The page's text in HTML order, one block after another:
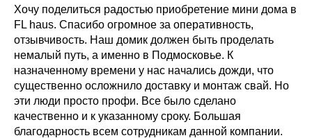
Хочу поделиться радостью приобретение мини дома в
FL haus. Спасибо огромное за оперативность,
отзывчивость. Наш домик должен быть проделать
немалый путь, а именно в Подмосковье. К
назначенному времени у нас начались дожди, что
существенно осложнило доставку и монтаж свай. Но
эти люди просто профи. Все было сделано
качественно и к указанному сроку. Большая
благодарность всем сотрудникам данной компании.